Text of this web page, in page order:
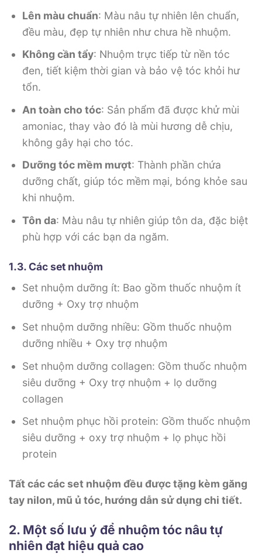
Lên màu chuẩn: Màu nâu tự nhiên lên chuẩn,
đều màu, đẹp tự nhiên như chưa hề nhuộm.
Không cần tẩy: Nhuộm trực tiếp từ nền tóc
đen, tiết kiệm thời gian và bảo vệ tóc khỏi hư
tổn.
An toàn cho tóc: Sản phẩm đã được khử mùi
amoniac, thay vào đó là mùi hương dễ chịu,
không gây hại cho tóc.
Dưỡng tóc mềm mượt: Thành phần chứa
dưỡng chất, giúp tóc mềm mại, bóng khỏe sau
khi nhuộm.
Tôn da: Màu nâu tự nhiên giúp tôn da, đặc biệt
phù hợp với các bạn da ngăm.
1.3. Các set nhuộm
Set nhuộm dưỡng ít: Bao gồm thuốc nhuộm ít
dưỡng + Oxy trợ nhuộm
Set nhuộm dưỡng nhiều: Gồm thuốc nhuộm
dưỡng nhiều + Oxy trợ nhuộm
Set nhuộm dưỡng collagen: Gồm thuốc nhuộm
siêu dưỡng + Oxy trợ nhuộm + lọ dưỡng
collagen
Set nhuộm phục hồi protein: Gồm thuốc nhuộm
siêu dưỡng + oxy trợ nhuộm + lọ phục hồi
protein
Tất các các set nhuộm đều được tặng kèm găng
tay nilon, mũ ủ tóc, hướng dẫn sử dụng chi tiết.
2. Một số lưu ý để nhuộm tóc nâu tự
nhiên đạt hiệu quả cao